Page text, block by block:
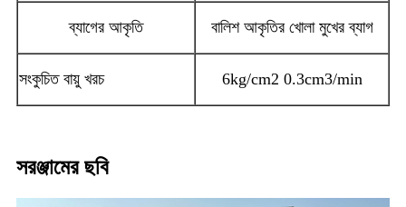
ব্যাগের আকৃতি বালিশ আকৃতির খোলা মুখের ব্যাগ
সংকুচিত বায়ু খরচ 6kg/cm2 0.3cm3/min
সরঞ্জামের ছবি